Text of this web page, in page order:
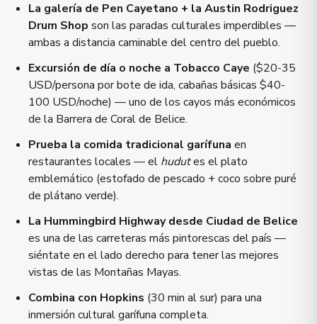
La galería de Pen Cayetano + la Austin Rodriguez
Drum Shop son las paradas culturales imperdibles —
ambas a distancia caminable del centro del pueblo.
Excursión de día o noche a Tobacco Caye ($20-35
USD/persona por bote de ida, cabañas básicas $40-
100 USD/noche) — uno de los cayos más económicos
de la Barrera de Coral de Belice.
Prueba la comida tradicional garífuna en
restaurantes locales — el hudutes el plato
emblemático (estofado de pescado + coco sobre puré
de plátano verde).
La Hummingbird Highway desde Ciudad de Belice
es una de las carreteras más pintorescas del país —
siéntate en el lado derecho para tener las mejores
vistas de las Montañas Mayas.
Combina con Hopkins (30 min al sur) para una
inmersión cultural garífuna completa.